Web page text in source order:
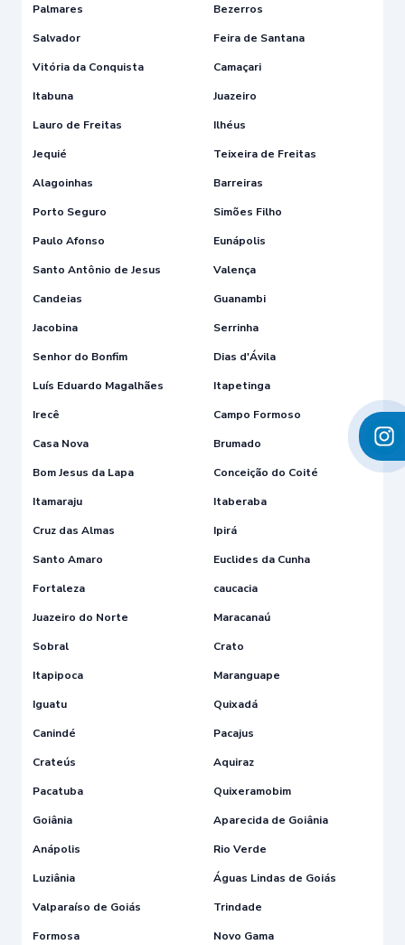
Palmares
Bezerros
Salvador
Feira de Santana
Vitória da Conquista
Camaçari
Itabuna
Juazeiro
Lauro de Freitas
Ilhéus
Jequié
Teixeira de Freitas
Alagoinhas
Barreiras
Porto Seguro
Simões Filho
Paulo Afonso
Eunápolis
Santo Antônio de Jesus
Valença
Candeias
Guanambi
Jacobina
Serrinha
Senhor do Bonfim
Dias d'Ávila
Luís Eduardo Magalhães
Itapetinga
Irecê
Campo Formoso
Casa Nova
Brumado
Bom Jesus da Lapa
Conceição do Coité
Itamaraju
Itaberaba
Cruz das Almas
Ipirá
Santo Amaro
Euclides da Cunha
Fortaleza
caucacia
Juazeiro do Norte
Maracanaú
Sobral
Crato
Itapipoca
Maranguape
Iguatu
Quixadá
Canindé
Pacajus
Crateús
Aquiraz
Pacatuba
Quixeramobim
Goiânia
Aparecida de Goiânia
Anápolis
Rio Verde
Luziânia
Águas Lindas de Goiás
Valparaíso de Goiás
Trindade
Formosa
Novo Gama